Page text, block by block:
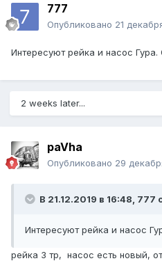
777
Опубликовано 21
Интересуют рейка и насос Гура.
2 weeks later...
paVha
Опубликовано 29
В 21.12.2019 в 16:48, 777
Интересуют рейка и насос
рейка 3 тр, насос есть новый,